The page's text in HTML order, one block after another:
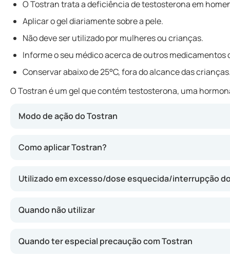
O Tostran trata a deficiência de testosterona em
Aplicar o gel diariamente sobre a pele.
Não deve ser utilizado por mulheres ou crianças.
Informe o seu médico acerca de outros medicamentos
Conservar abaixo de 25°C, fora do alcance das
O Tostran é um gel que contém testosterona, uma
Modo de ação do Tostran
Como aplicar Tostran?
Utilizado em excesso/dose esquecida/interrupção
Quando não utilizar
Quando ter especial precaução com Tostran